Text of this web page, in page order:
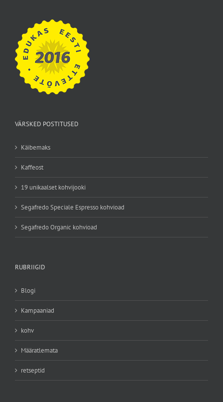
VÄRSKED POSTITUSED
Käibemaks
Kaffeost
19 unikaalset kohvijooki
Segafredo Speciale Espresso kohvioad
Segafredo Organic kohvioad
RUBRIIGID
Blogi
Kampaaniad
kohv
Määratlemata
retseptid